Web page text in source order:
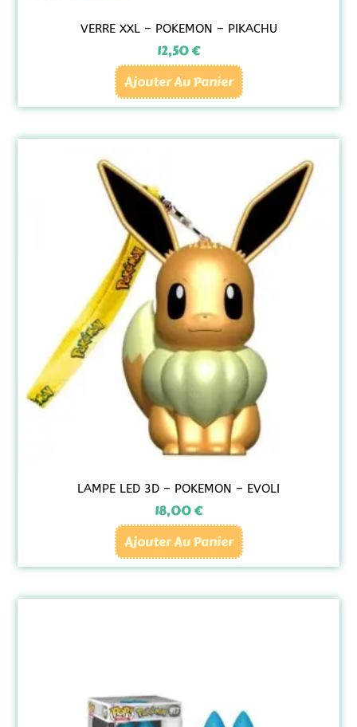
VERRE XXL – POKEMON – PIKACHU
12,50€
Ajouter Au Panier
LAMPE LED 3D – POKEMON – EVOLI
18,00€
Ajouter Au Panier